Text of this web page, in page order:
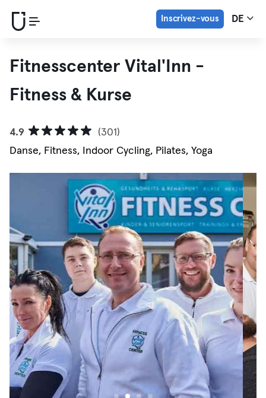
Inscrivez-vous DE
Fitnesscenter Vital'Inn -
Fitness & Kurse
4.9
(301)
Danse, Fitness, Indoor Cycling, Pilates, Yoga